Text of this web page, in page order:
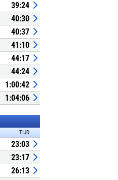
39:24
40:30
40:37
41:10
44:17
44:24
1:00:42
1:04:06
TIJD
23:03
23:17
26:13